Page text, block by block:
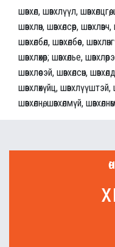
шөвхөл, шөвхлүүл, шөвхөлцгөө,
шөвхлөн, шөвхөлсөөр, шөвхлөвч,
шөвхөлбөл, шөвхөлбөөс,
шөвхлөхөөр; шөвхөлье,
шөвхлөөсэй, шөвхөлсөн,
шөвхлөхүйц, шөвхлүүштэй,
шөвхөлнө, шөвхөлмүй,